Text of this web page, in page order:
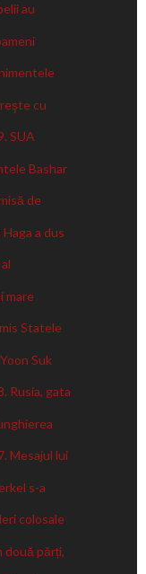
au
cu
SUA
Bashar
de
a dus
mare
Statele
Suk
Rusia, gata
Mesajul lui
s-a
colosale
două părți,